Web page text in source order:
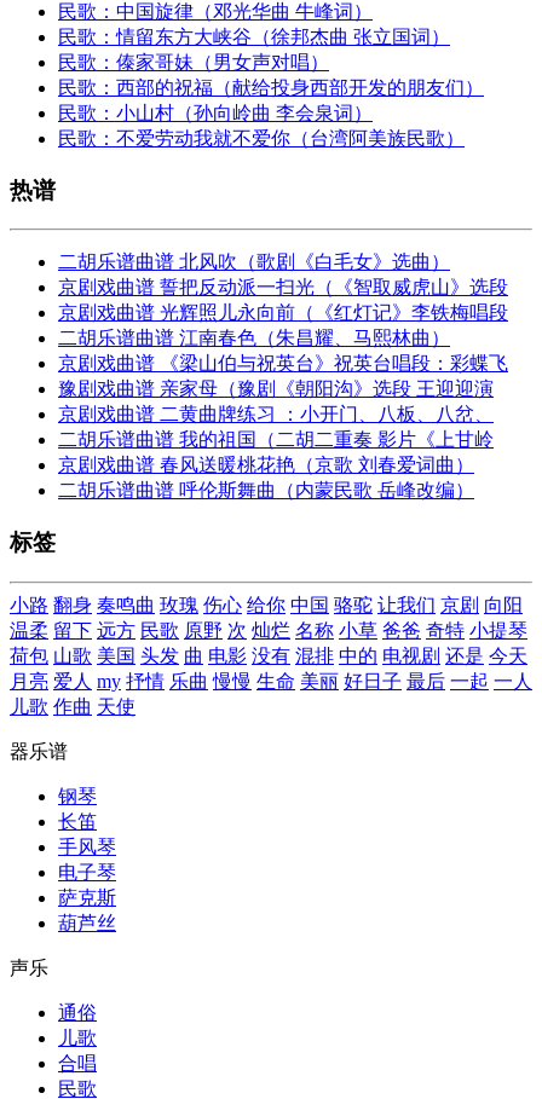
民歌：中国旋律（邓光华曲 牛峰词）
民歌：情留东方大峡谷（徐邦杰曲 张立国词）
民歌：傣家哥妹（男女声对唱）
民歌：西部的祝福（献给投身西部开发的朋友们）
民歌：小山村（孙向岭曲 李会泉词）
民歌：不爱劳动我就不爱你（台湾阿美族民歌）
热谱
二胡乐谱曲谱 北风吹（歌剧《白毛女》选曲）
京剧戏曲谱 誓把反动派一扫光（《智取威虎山》选段
京剧戏曲谱 光辉照儿永向前（《红灯记》李铁梅唱段
二胡乐谱曲谱 江南春色（朱昌耀、马熙林曲）
京剧戏曲谱 《梁山伯与祝英台》祝英台唱段：彩蝶飞
豫剧戏曲谱 亲家母（豫剧《朝阳沟》选段 王迎迎演
京剧戏曲谱 二黄曲牌练习 ：小开门、八板、八岔、
二胡乐谱曲谱 我的祖国（二胡二重奏 影片《上甘岭
京剧戏曲谱 春风送暖桃花艳（京歌 刘春爱词曲）
二胡乐谱曲谱 呼伦斯舞曲（内蒙民歌 岳峰改编）
标签
小路 翻身 奏鸣曲 玫瑰 伤心 给你 中国 骆驼 让我们 京剧 向阳
温柔 留下 远方 民歌 原野 次 灿烂 名称 小草 爸爸 奇特 小提琴
荷包 山歌 美国 头发 曲 电影 没有 混排 中的 电视剧 还是 今天
月亮 爱人 my 抒情 乐曲 慢慢 生命 美丽 好日子 最后 一起 一人
儿歌 作曲 天使
器乐谱
钢琴
长笛
手风琴
电子琴
萨克斯
葫芦丝
声乐
通俗
儿歌
合唱
民歌